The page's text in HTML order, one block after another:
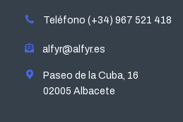
Teléfono (+34) 967 521 418
alfyr@alfyr.es
Paseo de la Cuba, 16
02005 Albacete
new new new new